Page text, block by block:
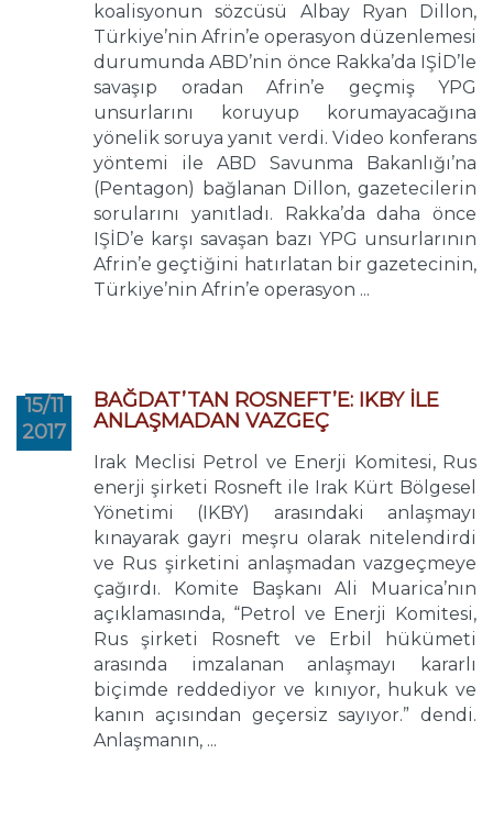
koalisyonun sözcüsü Albay Ryan Dillon,
Türkiye’nin Afrin’e operasyon düzenlemesi
durumunda ABD’nin önce Rakka’da IŞİD’le
savaşıp oradan Afrin’e geçmiş YPG
unsurlarını koruyup korumayacağına
yönelik soruya yanıt verdi. Video konferans
yöntemi ile ABD Savunma Bakanlığı’na
(Pentagon) bağlanan Dillon, gazetecilerin
sorularını yanıtladı. Rakka’da daha önce
IŞİD’e karşı savaşan bazı YPG unsurlarının
Afrin’e geçtiğini hatırlatan bir gazetecinin,
Türkiye’nin Afrin’e operasyon ...
15/11
2017
BAĞDAT’TAN ROSNEFT’E: IKBY İLE
ANLAŞMADAN VAZGEÇ
Irak Meclisi Petrol ve Enerji Komitesi, Rus
enerji şirketi Rosneft ile Irak Kürt Bölgesel
Yönetimi (IKBY) arasındaki anlaşmayı
kınayarak gayri meşru olarak nitelendirdi
ve Rus şirketini anlaşmadan vazgeçmeye
çağırdı. Komite Başkanı Ali Muarica’nın
açıklamasında, “Petrol ve Enerji Komitesi,
Rus şirketi Rosneft ve Erbil hükümeti
arasında imzalanan anlaşmayı kararlı
biçimde reddediyor ve kınıyor, hukuk ve
kanın açısından geçersiz sayıyor.” dendi.
Anlaşmanın, ...